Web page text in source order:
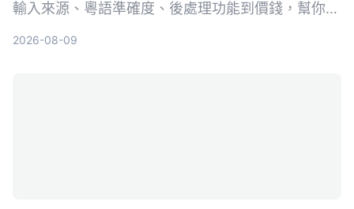
輸入來源、粵語準確度、後處理功能到價錢，幫你揀
2026-08-09